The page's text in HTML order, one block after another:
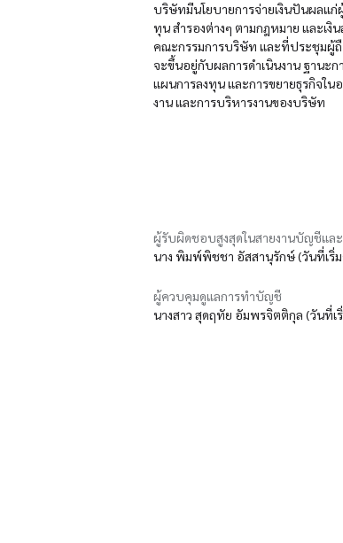
บริษัทมีนโยบายการจ่ายเงินปันผลแก่
ทุน สำรองต่างๆ ตามกฎหมาย และเ
คณะกรรมการบริษัท และที่ประชุมผู้ถื
จะขึ้นอยู่กับผลการดำเนินงาน ฐานะก
แผนการลงทุน และการขยายธุรกิจใ
งาน และการบริหารงานของบริษัท
ผู้รับผิดชอบสูงสุดในสายงานบัญชีและ
นาง พิมพ์พิชชา อัสสานุรักษ์ (วันที่เริ่
ผู้ควบคุมดูแลการทำบัญชี
นางสาว สุดฤทัย อัมพรจิตติกุล (วันที่เ